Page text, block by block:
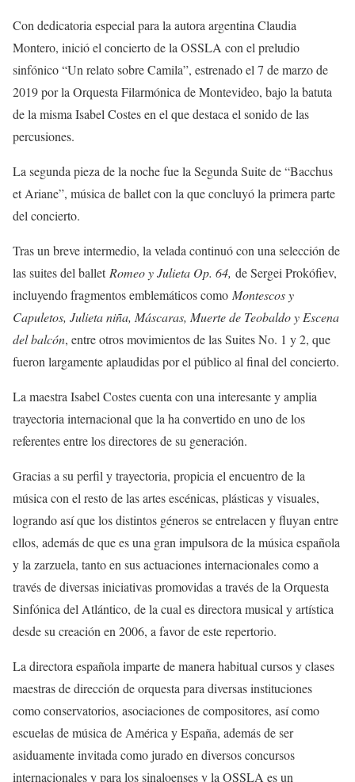
Con dedicatoria especial para la autora argentina Claudia
Montero, inició el concierto de la OSSLA con el preludio
sinfónico “Un relato sobre Camila”, estrenado el 7 de marzo de
2019 por la Orquesta Filarmónica de Montevideo, bajo la batuta
de la misma Isabel Costes en el que destaca el sonido de las
percusiones.
La segunda pieza de la noche fue la Segunda Suite de “Bacchus
et Ariane”, música de ballet con la que concluyó la primera parte
del concierto.
Tras un breve intermedio, la velada continuó con una selección de
las suites del balletRomeo y Julieta Op. 64, de Sergei Prokófiev,
incluyendo fragmentos emblemáticos como Montescos y
Capuletos, Julieta niña, Máscaras, Muerte de Teobaldo y Escena
del balcón, entre otros movimientos de las Suites No. 1 y 2, que
fueron largamente aplaudidas por el público al final del concierto.
La maestra Isabel Costes cuenta con una interesante y amplia
trayectoria internacional que la ha convertido en uno de los
referentes entre los directores de su generación.
Gracias a su perfil y trayectoria, propicia el encuentro de la
música con el resto de las artes escénicas, plásticas y visuales,
logrando así que los distintos géneros se entrelacen y fluyan entre
ellos, además de que es una gran impulsora de la música española
y la zarzuela, tanto en sus actuaciones internacionales como a
través de diversas iniciativas promovidas a través de la Orquesta
Sinfónica del Atlántico, de la cual es directora musical y artística
desde su creación en 2006, a favor de este repertorio.
La directora española imparte de manera habitual cursos y clases
maestras de dirección de orquesta para diversas instituciones
como conservatorios, asociaciones de compositores, así como
escuelas de música de América y España, además de ser
asiduamente invitada como jurado en diversos concursos
internacionales y para los sinaloenses y la OSSLA es un